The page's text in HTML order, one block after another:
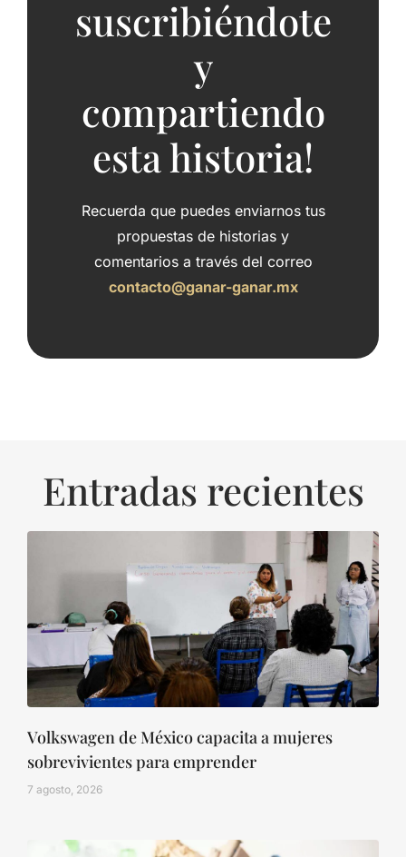
suscribiéndote
y
compartiendo
esta historia!
Recuerda que puedes enviarnos tus
propuestas de historias y
comentarios a través del correo
contacto@ganar-ganar.mx
Entradas recientes
Volkswagen de México capacita a mujeres
sobrevivientes para emprender
7 agosto, 2026